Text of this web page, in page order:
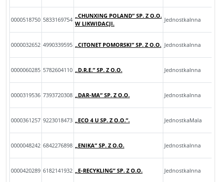
0000518750 5833169754
„CHUNXING POLAND” SP. Z O.O.
W LIKWIDACJI.
JednostkaInna
0000032652 4990339595 „CITONET POMORSKI” SP. Z O.O. JednostkaInna
0000060285 5782604110 „D.R.E.” SP. Z O.O. JednostkaInna
0000319536 7393720308 „DAR-MA” SP. Z O.O. JednostkaInna
0000361257 9223018473 „ECO 4 U SP. Z O.O.”. JednostkaMala
0000048242 6842276898 „ENIKA” SP. Z O.O. JednostkaInna
0000420289 6182141932 „E-RECYKLING” SP. Z O.O. JednostkaInna